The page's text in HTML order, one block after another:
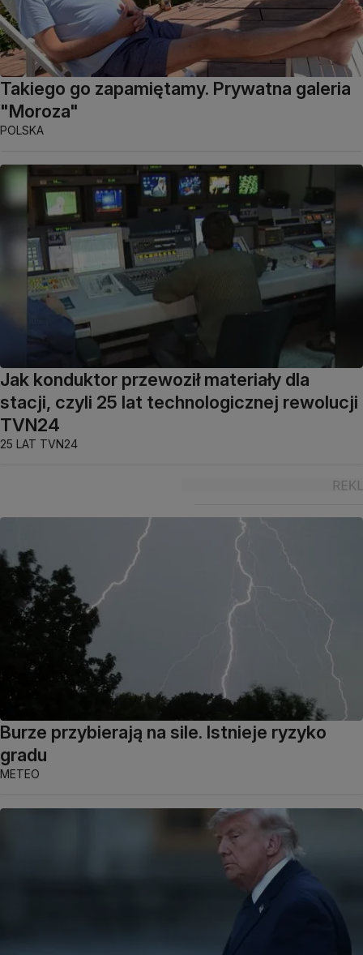
Takiego go zapamiętamy. Prywatna galeria
"Moroza"
POLSKA
Jak konduktor przewoził materiały dla
stacji, czyli 25 lat technologicznej rewolucji
TVN24
25 LAT TVN24
Burze przybierają na sile. Istnieje ryzyko
gradu
METEO